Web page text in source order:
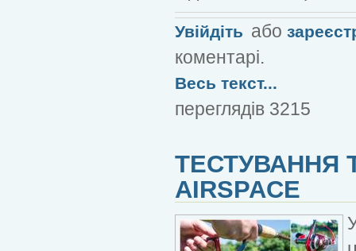
Увійдіть або
коментарі.
Весь текст...
переглядів 3215
ТЕСТУВАННЯ
AIRSPACE